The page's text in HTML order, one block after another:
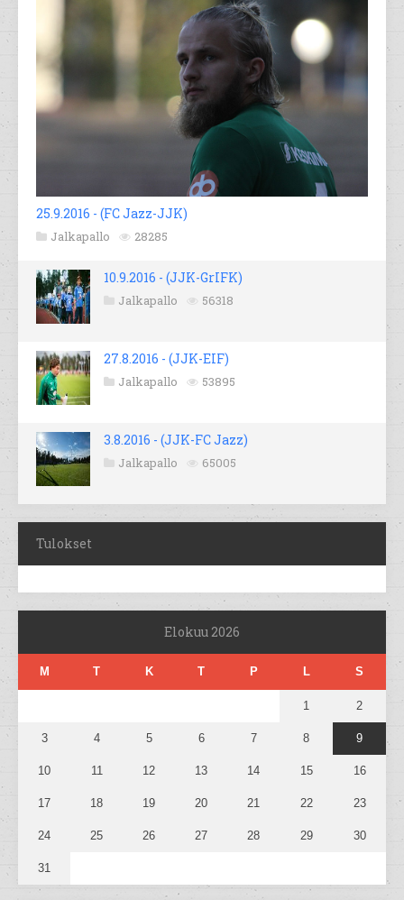
25.9.2016 - (FC Jazz-JJK)
Jalkapallo 28285
10.9.2016 - (JJK-GrIFK)
Jalkapallo 56318
27.8.2016 - (JJK-EIF)
Jalkapallo 53895
3.8.2016 - (JJK-FC Jazz)
Jalkapallo 65005
Tulokset
Elokuu 2026
M T K T P L S
1 2
3 4 5 6 7 8 9
10 11 12 13 14 15 16
17 18 19 20 21 22 23
24 25 26 27 28 29 30
31